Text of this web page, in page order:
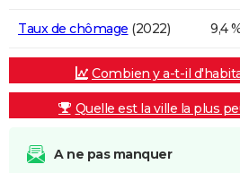
Taux de chômage (2022) 9,4
Combien y a-t-il
Quelle est la ville la plus
A ne pas manquer